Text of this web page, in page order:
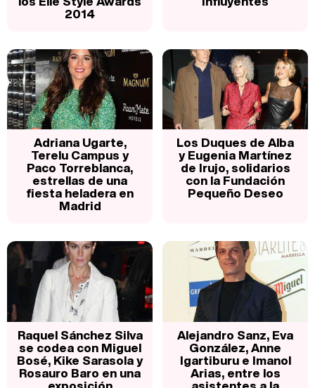
2014
Adriana Ugarte,
Terelu Campus y
Paco Torreblanca,
estrellas de una
fiesta heladera en
Madrid
Los Duques de Alba
y Eugenia Martínez
de Irujo, solidarios
con la Fundación
Pequeño Deseo
Raquel Sánchez Silva
se codea con Miguel
Bosé, Kike Sarasola y
Rosauro Baro en una
Alejandro Sanz, Eva
González, Anne
Igartiburu e Imanol
Arias, entre los